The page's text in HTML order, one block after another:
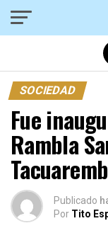
SOCIEDAD
Fue
Rambla
Publicado
Por Tito